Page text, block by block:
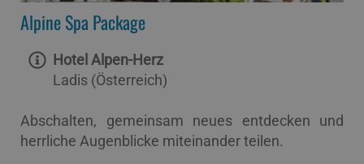
Alpine Spa Package
Hotel Alpen-Herz
Ladis (Österreich)
Abschalten, gemeinsam neues entdecken und
herrliche Augenblicke miteinander teilen.